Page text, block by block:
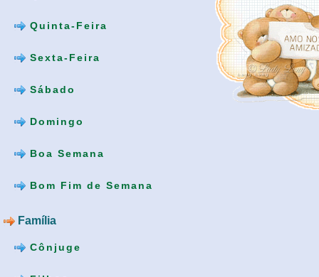
Quinta-Feira
Sexta-Feira
Sábado
Domingo
Boa Semana
Bom Fim de Semana
Família
Cônjuge